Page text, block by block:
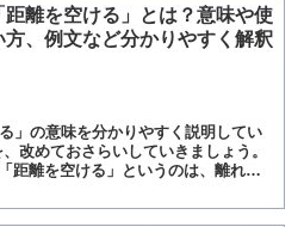
距離を空ける」とは？意味や使
方、例文など分かりやすく解釈
」の意味を分かりやすく説明してい
改めておさらいしていきましょう。
距離を空ける」というのは、離れる